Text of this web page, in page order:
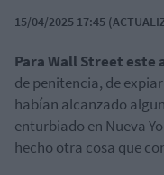
15/04/2025 17:45
Para Wall Street este
de penitencia, de
habían alcanzado
enturbiado en Nueva
hecho otra cosa que